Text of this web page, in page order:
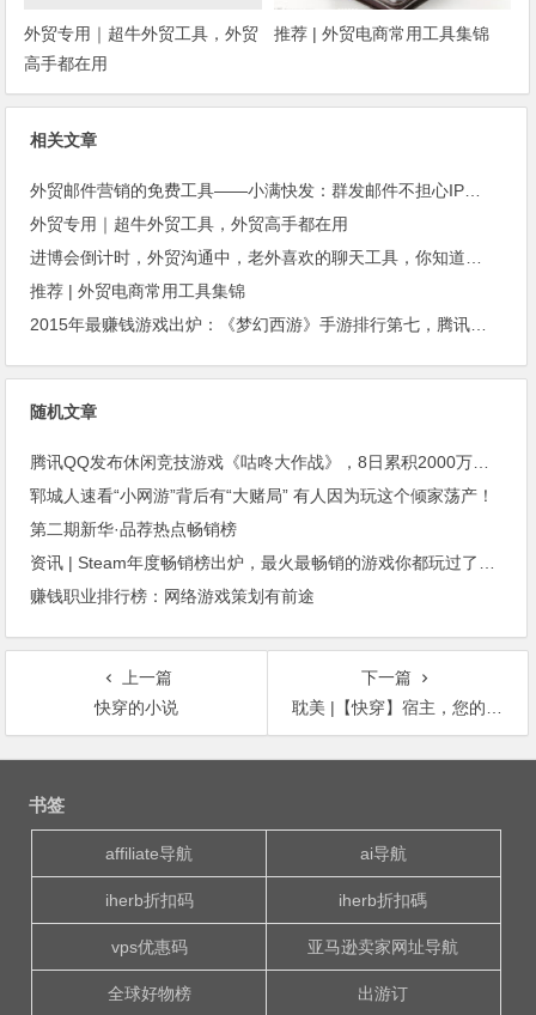
外贸专用｜超牛外贸工具，外贸
高手都在用
推荐 | 外贸电商常用工具集锦
相关文章
外贸邮件营销的免费工具——小满快发：群发邮件不担心IP被封
外贸专用｜超牛外贸工具，外贸高手都在用
进博会倒计时，外贸沟通中，老外喜欢的聊天工具，你知道几种？
推荐 | 外贸电商常用工具集锦
2015年最赚钱游戏出炉：《梦幻西游》手游排行第七，腾讯总收入进前三
随机文章
腾讯QQ发布休闲竞技游戏《咕咚大作战》，8日累积2000万用户
郓城人速看“小网游”背后有“大赌局” 有人因为玩这个倾家荡产！
第二期新华·品荐热点畅销榜
资讯 | Steam年度畅销榜出炉，最火最畅销的游戏你都玩过了吗？
赚钱职业排行榜：网络游戏策划有前途
上一篇
快穿的小说
下一篇
耽美 |【快穿】宿主，您的任务就是掰弯男主，抛弃女主！
文
书签
affiliate导航 ai导航
iherb折扣码 iherb折扣碼
vps优惠码 亚马逊卖家网址导航
全球好物榜 出游订